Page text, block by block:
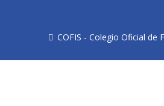
COFIS - Colegio Oficial de